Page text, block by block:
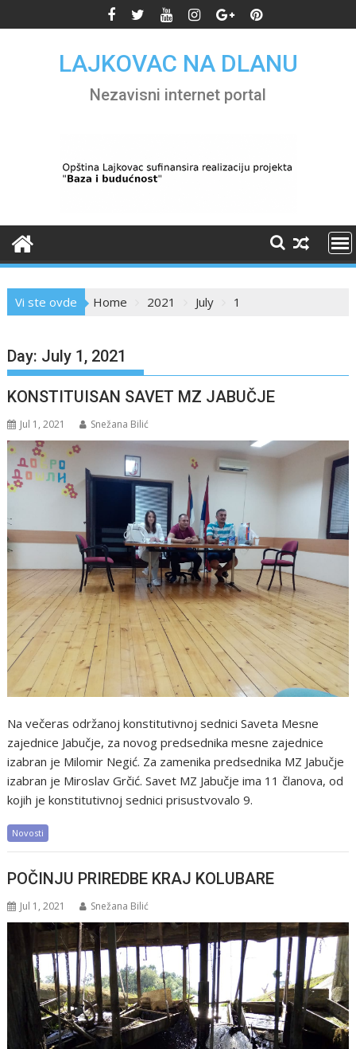
to
LAJKOVAC NA DLANU
Nezavisni internet portal
Vi ste ovde Home 2021 July 1
Day: July 1, 2021
KONSTITUISAN SAVET MZ JABUČJE
Jul 1, 2021 Snežana Bilić
Na večeras održanoj konstitutivnoj sednici Saveta Mesne
zajednice Jabučje, za novog predsednika mesne zajednice
izabran je Milomir Negić. Za zamenika predsednika MZ Jabučje
izabran je Miroslav Grčić. Savet MZ Jabučje ima 11 članova, od
kojih je konstitutivnoj sednici prisustvovalo 9.
Novosti
POČINJU PRIREDBE KRAJ KOLUBARE
Jul 1, 2021 Snežana Bilić